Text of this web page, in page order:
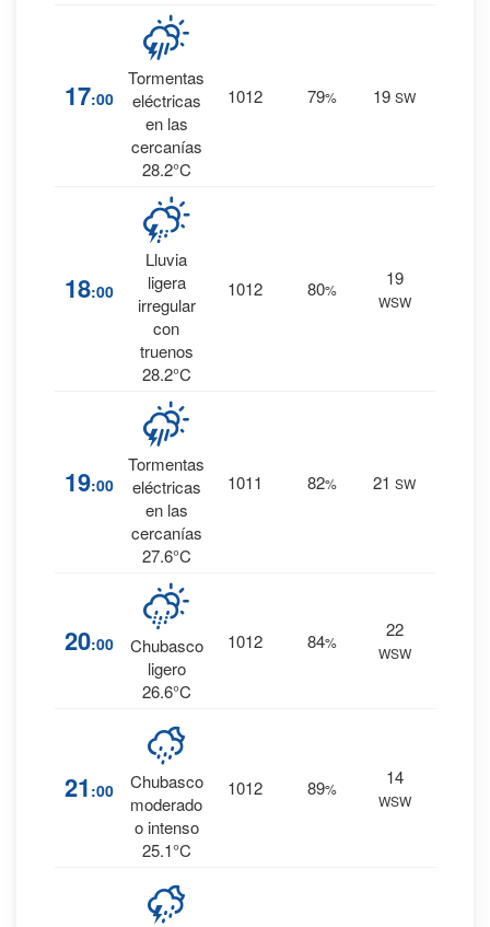
17:00
Tormentas
eléctricas
en las
cercanías
28.2°C
1012 79% 19 SW
18:00
Lluvia
ligera
irregular
con
truenos
28.2°C
1012 80%
19
WSW
19:00
Tormentas
eléctricas
en las
cercanías
27.6°C
1011 82% 21 SW
20:00
Chubasco
ligero
26.6°C
1012 84%
22
WSW
21 :00
Chubasco
moderado
o intenso
25.1°C
1012 89%
14
WSW